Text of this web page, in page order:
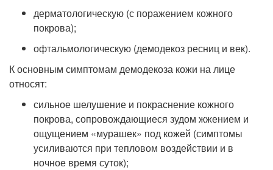
дерматологическую (с поражением кожного
покрова);
офтальмологическую (демодекоз ресниц и век).
К основным симптомам демодекоза кожи на лице
относят:
сильное шелушение и покраснение кожного
покрова, сопровождающиеся зудом жжением и
ощущением «мурашек» под кожей (симптомы
усиливаются при тепловом воздействии и в
ночное время суток);